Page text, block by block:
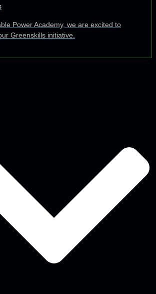
Power Academy, we are excited to
Greenskills initiative.